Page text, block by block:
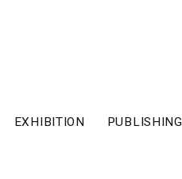
EXHIBITION PUBLISHING